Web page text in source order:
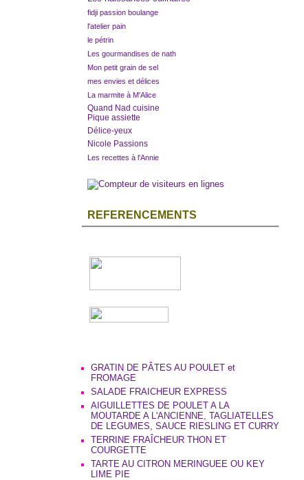
fidji passion boulange
l'atelier pain
le pétrin
Les gourmandises de nath
Mon petit grain de sel
mes envies et délices
La marmite à M'Alice
Quand Nad cuisine
Pique assiette
Délice-yeux
Nicole Passions
Les recettes à l'Annie
REFERENCEMENTS
GRATIN DE PÂTES AU POULET et
FROMAGE
SALADE FRAICHEUR EXPRESS
AIGUILLETTES DE POULET A LA
MOUTARDE A L'ANCIENNE, TAGLIATELLES
DE LEGUMES, SAUCE RIESLING ET CURRY
TERRINE FRAÎCHEUR THON ET
COURGETTE
TARTE AU CITRON MERINGUEE OU KEY
LIME PIE